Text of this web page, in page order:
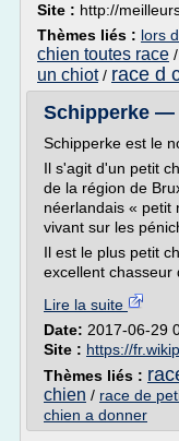
Site : http://
Thèmes liés : lors
chien toutes race /
un chiot/ race d
Schipperke —
Schipperke est le
Il s'agit d'un petit
de la région de
néerlandais « petit
vivant sur les
Il est le plus petit
excellent chasseur
Lire la suite
Date: 2017-06-29
Site : https://
Thèmes liés :
chien / race de
chien a donner